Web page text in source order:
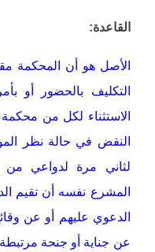
القاعدة:
الأصل هو أن المحكمة
التكليف بالحضور أو
الاستثناء لكل من محكمة
النقض في حالة نظر
لثاني مرة لدواعي من
المشرع نفسه أن تقيم
الدعوي عليهم أو عن
عن جناية أو جنحة مرتبطة